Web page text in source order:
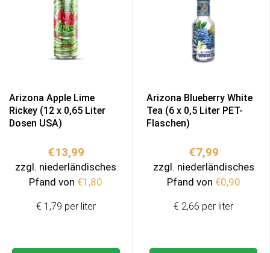
Arizona Apple Lime
Rickey (12 x 0,65 Liter
Dosen USA)
€13,99
zzgl. niederländisches
Pfand von €1,80
€ 1,79 per liter
Arizona Blueberry White
Tea (6 x 0,5 Liter PET-
Flaschen)
€7,99
zzgl. niederländisches
Pfand von €0,90
€ 2,66 per liter